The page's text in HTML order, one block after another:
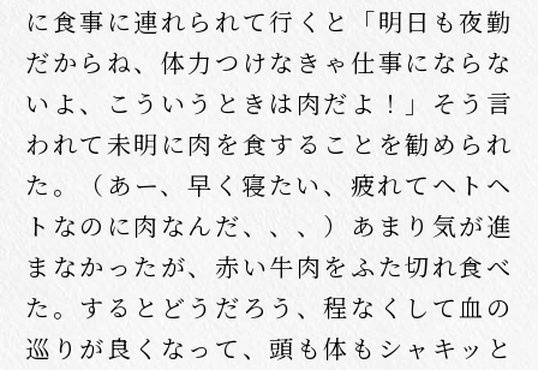
に食事に連れられて行くと「明日も夜勤
だからね、体力つけなきゃ仕事にならな
いよ、こういうときは肉だよ！」そう言
われて未明に肉を食することを勧められ
た。（あー、早く寝たい、疲れてヘトヘ
トなのに肉なんだ、、、）あまり気が進
まなかったが、赤い牛肉をふた切れ食べ
た。するとどうだろう、程なくして血の
巡りが良くなって、頭も体もシャキッと